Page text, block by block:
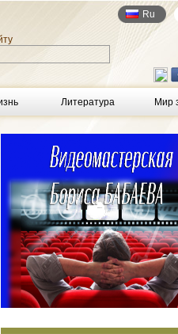
Ru
Литература Мир